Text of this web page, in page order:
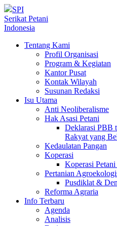
SPI
Serikat Petani
Indonesia
Tentang Kami
Profil Organisasi
Program & Kegiatan
Kantor Pusat
Kontak Wilayah
Susunan Redaksi
Isu Utama
Anti Neoliberalisme
Hak Asasi Petani
Deklarasi PBB
Rakyat yang
Kedaulatan Pangan
Koperasi
Koperasi
Pertanian
Pusdiklat &
Reforma Agraria
Info Terbaru
Agenda
Analisis